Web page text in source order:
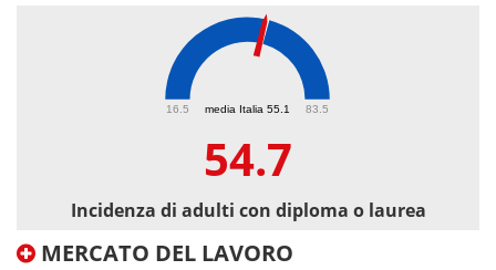
media Italia 55.1
16.5 83.5
54.7
Incidenza di adulti con diploma o laurea
MERCATO DEL LAVORO